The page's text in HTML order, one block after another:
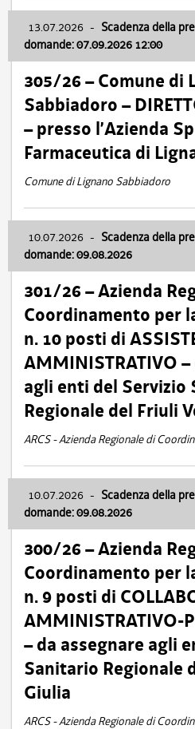
13.07.2026 - Scadenza della
domande: 07.09.2026 12:00
305/26 – Comune di
Sabbiadoro –
– presso l’Azienda
Farmaceutica di
Comune di Lignano Sabbiadoro
10.07.2026 - Scadenza della
domande: 09.08.2026
301/26 – Azienda
Coordinamento per
n. 10 posti di
AMMINISTRATIVO
agli enti del Servizio
Regionale del Friuli
ARCS - Azienda Regionale di
10.07.2026 - Scadenza della
domande: 09.08.2026
300/26 – Azienda
Coordinamento per
n. 9 posti di
AMMINISTRATIVO-
– da assegnare agli
Sanitario Regionale
Giulia
ARCS - Azienda Regionale di